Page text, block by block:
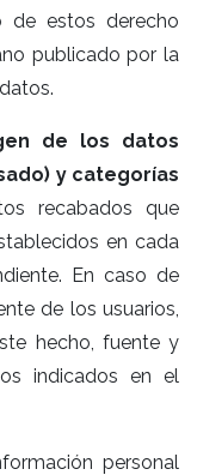
de estos derecho
publicado por la
de los datos
y categorías
recabados que
en cada
En caso de
de los usuarios,
hecho, fuente y
indicados en el
personal